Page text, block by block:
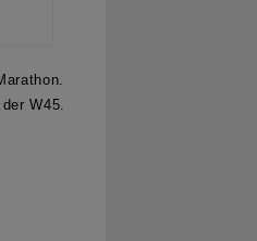
W45.